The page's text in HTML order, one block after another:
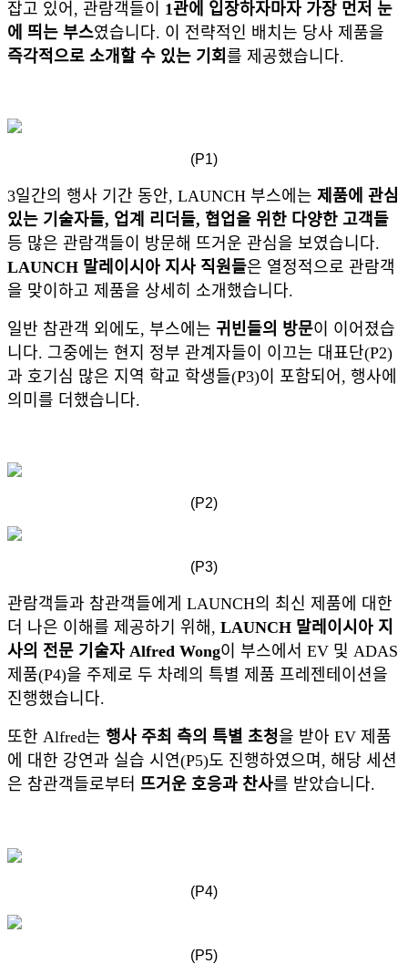
잡고 있어, 관람객들이 1관에 입장하자마자 가장 먼저 눈
에 띄는 부스였습니다. 이 전략적인 배치는 당사 제품을
즉각적으로 소개할 수 있는 기회 를 제공했습니다.
(P1)
3일간의 행사 기간 동안, LAUNCH 부스에는 제품에 관심
있는 기술자들, 업계 리더들, 협업을 위한 다양한 고객들
등 많은 관람객들이 방문해 뜨거운 관심을 보였습니다.
LAUNCH 말레이시아 지사 직원들은 열정적으로 관람객
을 맞이하고 제품을 상세히 소개했습니다.
일반 참관객 외에도, 부스에는 귀빈들의 방문이 이어졌습
니다. 그중에는 현지 정부 관계자들이 이끄는 대표단(P2)
과 호기심 많은 지역 학교 학생들(P3)이 포함되어, 행사에
의미를 더했습니다.
(P2)
(P3)
관람객들과 참관객들에게 LAUNCH의 최신 제품에 대한
더 나은 이해를 제공하기 위해, LAUNCH 말레이시아 지
사의 전문 기술자 Alfred Wong이 부스에서 EV 및 ADAS
제품(P4)을 주제로 두 차례의 특별 제품 프레젠테이션을
진행했습니다.
또한 Alfred는 행사 주최 측의 특별 초청을 받아 EV 제품
에 대한 강연과 실습 시연(P5)도 진행하였으며, 해당 세션
은 참관객들로부터 뜨거운 호응과 찬사를 받았습니다.
(P4)
(P5)